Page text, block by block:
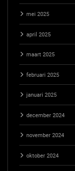
mei 2025
april 2025
maart 2025
februari 2025
januari 2025
december 2024
november 2024
oktober 2024